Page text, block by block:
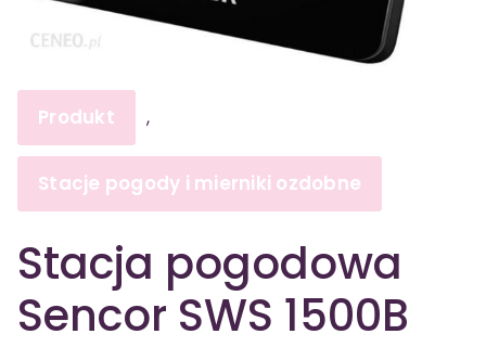
Produkt ,
Stacje pogody i mierniki ozdobne
Stacja pogodowa
Sencor SWS 1500B